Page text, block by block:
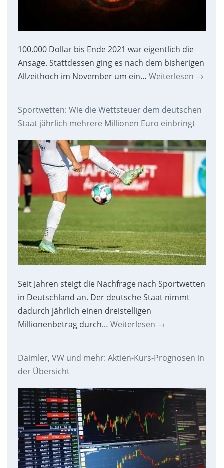
100.000 Dollar bis Ende 2021 war eigentlich die
Ansage. Stattdessen ging es nach dem bisherigen
Allzeithoch im November um ein… Weiterlesen →
Sportwetten: Wie die Wettsteuer dem deutschen
Staat jährlich mehrere Millionen Euro einbringt
Seit Jahren steigt die Nachfrage nach Sportwetten
in Deutschland an. Der deutsche Staat nimmt
dadurch jährlich einen dreistelligen
Millionenbetrag durch… Weiterlesen →
Daimler, VW und mehr: Aktien-Kurs-Prognosen in
der Übersicht